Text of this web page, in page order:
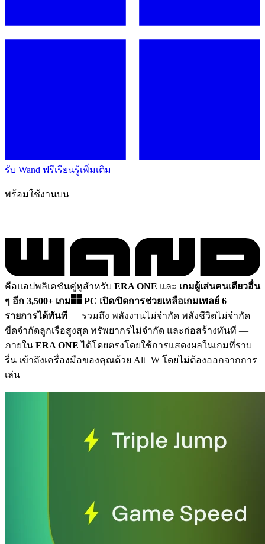
รับ Wand ฟรีเรียนรู้เพิ่มเติม
พร้อมใช้งานบน
คือแอปพลิเคชันคู่หูสำหรับ ERA ONE และ เกมผู้เล่นคนเดียวอื่น
ๆ อีก 3,500+ เกม
PC เปิด/ปิดการช่วยเหลือเกมเพลย์ 6
รายการได้ทันที — รวมถึง พลังงานไม่จำกัด พลังชีวิตไม่จำกัด
ขีดจำกัดลูกเรือสูงสุด ทรัพยากรไม่จำกัด และก่อสร้างทันที —
ภายใน ERA ONE ได้โดยตรงโดยใช้การแสดงผลในเกมที่ราบ
รื่น เข้าถึงเครื่องมือของคุณด้วย Alt+W โดยไม่ต้องออกจากการ
เล่น